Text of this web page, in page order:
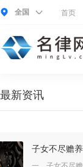
全国 首页
最新资讯